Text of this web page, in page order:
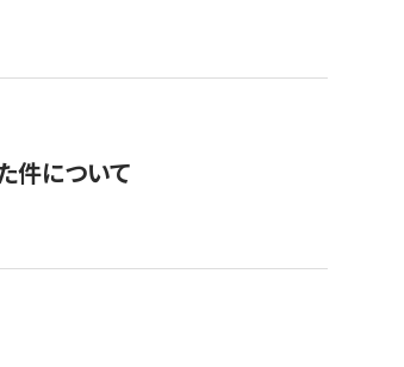
件について